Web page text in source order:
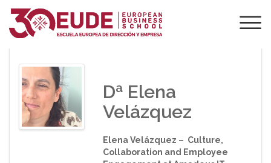
PONENTE DE EUDE
Dª Elena
Velázquez
Elena Velázquez – Culture,
Collaboration and Employee